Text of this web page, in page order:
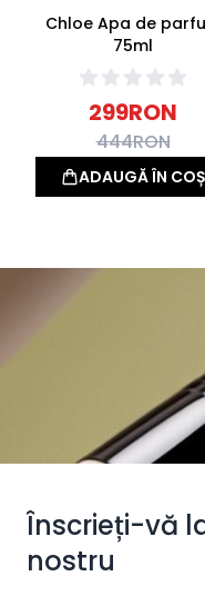
Chloe Apa de
75ml
299RON
444RON
ADAUGĂ ÎN COȘ
Înscrieți-vă
nostru